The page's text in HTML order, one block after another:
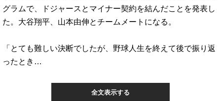
グラムで、ドジャースとマイナー契約を結んだことを発表し
た。大谷翔平、山本由伸とチームメートになる。
「とても難しい決断でしたが、野球人生を終えて後で振り返
ったとき…
全文表示する